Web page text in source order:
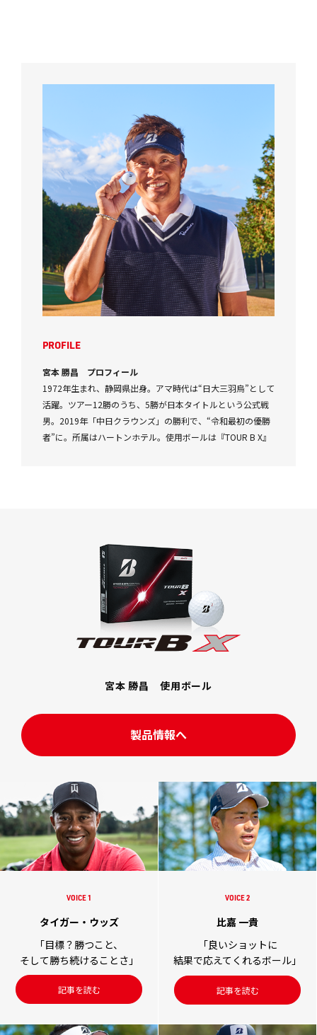
PROFILE
宮本 勝昌 プロフィール
1972年生まれ、静岡県出身。アマ時代は“日大三羽烏”として
活躍。ツアー12勝のうち、5勝が日本タイトルという公式戦
男。2019年「中日クラウンズ」の勝利で、“令和最初の優勝
者”に。所属はハートンホテル。使用ボールは『TOUR B X』
宮本 勝昌 使用ボール
製品情報へ
VOICE 1
タイガー・ウッズ
「目標？勝つこと、
そして勝ち続けることさ」
記事を読む
VOICE 2
比嘉 一貴
「良いショットに
結果で応えてくれるボール」
記事を読む